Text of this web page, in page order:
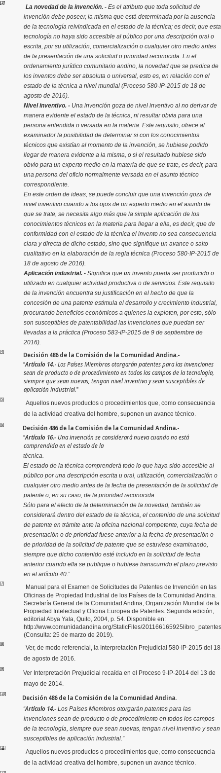
[3]
La novedad de la invención. - Es el atributo que toda solicitud de
invención debe poseer, la misma que está determinada por la ausencia
de la tecnología reivindicada en el estado de la técnica; es decir, que esta
tecnología no haya sido accesible al público por una descripción oral o
escrita, por su utilización, comercialización o cualquier otro medio antes
de la presentación de una solicitud o prioridad reconocida. En el
ordenamiento jurídico comunitario andino, la novedad que se predica de
los inventos debe ser absoluta o universal, esto es, en relación con el
estado de la técnica a nivel mundial (Proceso 580-IP-2015 de 18 de
agosto de 2016).
Nivel inventivo. - Una invención goza de nivel inventivo al no derivar de
manera evidente el estado de la técnica, ni resultar obvia para una
persona entendida o versada en la materia. Este requisito, ofrece al
examinador la posibilidad de determinar si con los conocimientos
técnicos que existían al momento de la invención, se hubiese podido
llegar de manera evidente a la misma, o si el resultado hubiese sido
obvio para un experto medio en la materia de que se trate, es decir, para
una persona del oficio normalmente versada en el asunto técnico
correspondiente.
En este orden de ideas, se puede concluir que una invención goza de
nivel inventivo cuando a los ojos de un experto medio en el asunto de
que se trate, se necesita algo más que la simple aplicación de los
conocimientos técnicos en la materia para llegar a ella, es decir, que de
conformidad con el estado de la técnica el invento no sea consecuencia
clara y directa de dicho estado, sino que signifique un avance o salto
cualitativo en la elaboración de la regla técnica (Proceso 580-IP-2015 de
18 de agosto de 2016).
Aplicación industrial. - Significa que un invento pueda ser producido o
utilizado en cualquier actividad productiva o de servicios Este requisito
de la invención encuentra su justificación en el hecho de que la
concesión de una patente estimula el desarrollo y crecimiento industrial,
procurando beneficios económicos a quienes la exploten, por esto, sólo
son susceptibles de patentabilidad las invenciones que puedan ser
llevadas a la práctica (Proceso 583-IP-2015 de 9 de septiembre de
2016).
[4] Decisión 486 de la Comisión de la Comunidad Andina.-
“Artículo 14.-Los Países Miembros otorgarán patentes para las invenciones
sean de producto o de procedimiento en todos los campos de la tecnología,
siempre que sean nuevas, tengan nivel inventivo y sean susceptibles de
aplicación industrial.”
[5]
Aquellos nuevos productos o procedimientos que, como consecuencia
de la actividad creativa del hombre, suponen un avance técnico.
[6] Decisión 486 de la Comisión de la Comunidad Andina.-
“Artículo 16.- Una invención se considerará nueva cuando no está
comprendida en el estado de la
técnica.
El estado de la técnica comprenderá todo lo que haya sido accesible al
público por una descripción escrita u oral, utilización, comercialización o
cualquier otro medio antes de la fecha de presentación de la solicitud de
patente o, en su caso, de la prioridad reconocida.
Sólo para el efecto de la determinación de la novedad, también se
considerará dentro del estado de la técnica, el contenido de una solicitud
de patente en trámite ante la oficina nacional competente, cuya fecha de
presentación o de prioridad fuese anterior a la fecha de presentación o
de prioridad de la solicitud de patente que se estuviese examinando,
siempre que dicho contenido esté incluido en la solicitud de fecha
anterior cuando ella se publique o hubiese transcurrido el plazo previsto
en el artículo 40.”
[7]
Manual para el Examen de Solicitudes de Patentes de Invención en las
Oficinas de Propiedad Industrial de los Países de la Comunidad Andina.
Secretaría General de la Comunidad Andina, Organización Mundial de la
Propiedad Intelectual y Oficina Europea de Patentes. Segunda edición,
editorial Abya Yala, Quito, 2004, p. 54. Disponible en:
http://www.comunidadandina.org/StaticFiles/
(Consulta: 25 de marzo de 2019).
[8]
Ver, de modo referencial, la Interpretación Prejudicial 580-IP-2015 del 18
de agosto de 2016.
[9]
Ver Interpretación Prejudicial recaída en el Proceso 9-IP-2014 del 13 de
mayo de 2014.
[10] Decisión 486 de la Comisión de la Comunidad Andina.
“Artículo 14.- Los Países Miembros otorgarán patentes para las
invenciones sean de producto o de procedimiento en todos los campos
de la tecnología, siempre que sean nuevas, tengan nivel inventivo y sean
susceptibles de aplicación industrial.”
[11]
Aquellos nuevos productos o procedimientos que, como consecuencia
de la actividad creativa del hombre, suponen un avance técnico.